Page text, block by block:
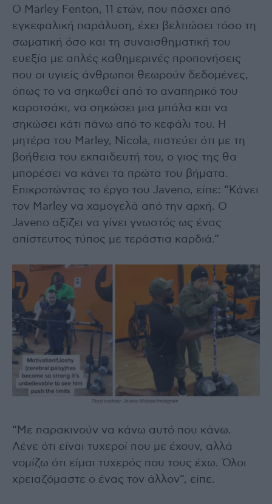
Ο Marley Fenton, 11 ετών, που πάσχει από
εγκεφαλική παράλυση, έχει βελτιώσει τόσο τη
σωματική όσο και τη συναισθηματική του
ευεξία με απλές καθημερινές προπονήσεις
που οι υγιείς άνθρωποι θεωρούν δεδομένες,
όπως το να σηκωθεί από το αναπηρικό του
καροτσάκι, να σηκώσει μια μπάλα και να
σηκώσει κάτι πάνω από το κεφάλι του. Η
μητέρα του Marley, Nicola, πιστεύει ότι με τη
βοήθεια του εκπαιδευτή του, ο γιος της θα
μπορέσει να κάνει τα πρώτα του βήματα.
Επικροτώντας το έργο του Javeno, είπε: “Κάνει
τον Marley να χαμογελά από την αρχή. Ο
Javeno αξίζει να γίνει γνωστός ως ένας
απίστευτος τύπος με τεράστια καρδιά.”
“Με παρακινούν να κάνω αυτό που κάνω.
Λένε ότι είναι τυχεροί που με έχουν, αλλά
νομίζω ότι είμαι τυχερός που τους έχω. Όλοι
χρειαζόμαστε ο ένας τον άλλον”, είπε.